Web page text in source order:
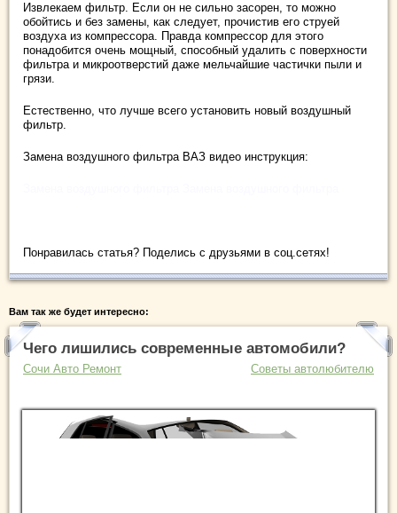
Извлекаем фильтр. Если он не сильно засорен, то можно
обойтись и без замены, как следует, прочистив его струей
воздуха из компрессора. Правда компрессор для этого
понадобится очень мощный, способный удалить с поверхности
фильтра и микроотверстий даже мельчайшие частички пыли и
грязи.
Естественно, что лучше всего установить новый воздушный
фильтр.
Замена воздушного фильтра ВАЗ видео инструкция:
Понравилась статья? Поделись с друзьями в соц.сетях!
Вам так же будет интересно:
Чего лишились современные автомобили?
Сочи Авто Ремонт Советы автолюбителю